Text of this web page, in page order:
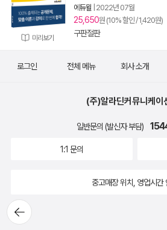
미리보기
에듀윌 2022년 07월
25,650원 (10% 할인 / 1,420원)
구판절판
뒤로가
기
로그인 전체 메뉴 회사 소개
(주)알라딘커뮤니케이
일반문의 (발신자 부담)
1:1 문의
중고매장 위치, 영업시간